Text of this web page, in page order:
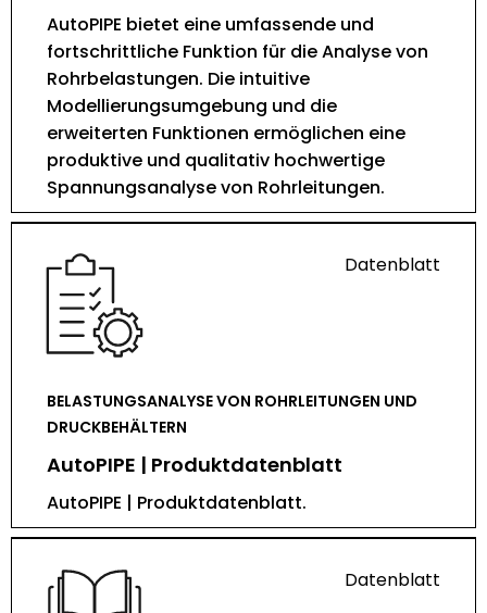
AutoPIPE bietet eine umfassende und
fortschrittliche Funktion für die Analyse von
Rohrbelastungen. Die intuitive
Modellierungsumgebung und die
erweiterten Funktionen ermöglichen eine
produktive und qualitativ hochwertige
Spannungsanalyse von Rohrleitungen.
Datenblatt
BELASTUNGSANALYSE VON ROHRLEITUNGEN UND
DRUCKBEHÄLTERN
AutoPIPE | Produktdatenblatt
AutoPIPE | Produktdatenblatt.
Datenblatt